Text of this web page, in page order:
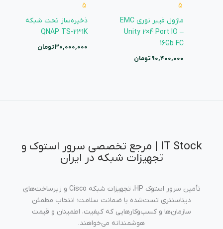
5
ماژول فیبر نوری EMC
Unity 2×4 Port IO –
16Gb FC
90,400,000تومان
5
ذخیره‌ساز تحت شبکه
QNAP TS-231K
30,000,000تومان
IT Stock | مرجع تخصصی سرور استوک و
تجهیزات شبکه در ایران
تأمین سرور استوک HP، تجهیزات شبکه Cisco و زیرساخت‌های
دیتاسنتری تست‌شده با ضمانت سلامت؛ انتخاب مطمئن
سازمان‌ها و کسب‌وکارهایی که کیفیت، اطمینان و قیمت
هوشمندانه می‌خواهند.